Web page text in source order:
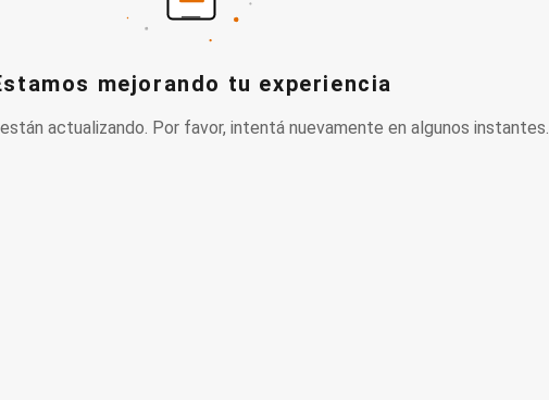
mejorando tu experiencia
actualizando. Por favor, intentá nuevamente en algunos instantes.